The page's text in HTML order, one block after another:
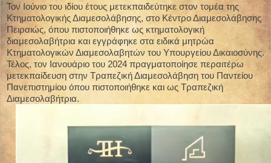
Τον Ιούνιο του ιδίου έτους μετεκπαιδεύτηκε στον τομέα της
Κτηματολογικής Διαμεσολάβησης, στο Κέντρο Διαμεσολάβησης
Πειραιώς, όπου πιστοποιήθηκε ως κτηματολογική
διαμεσολαβήτρια και εγγράφηκε στα ειδικά μητρώα
Κτηματολογικών Διαμεσολαβητών του Υπουργείου Δικαιοσύνης.
Τέλος, τον Ιανουάριο του 2024 πραγματοποίησε περαιτέρω
μετεκπαίδευση στην Τραπεζική Διαμεσολάβηση του Παντείου
Πανεπιστημίου όπου πιστοποιήθηκε και ως Τραπεζική
Διαμεσολαβήτρια.